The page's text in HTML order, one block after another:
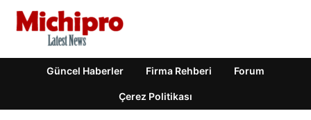
Güncel Haberler Firma Rehberi Forum
Çerez Politikası